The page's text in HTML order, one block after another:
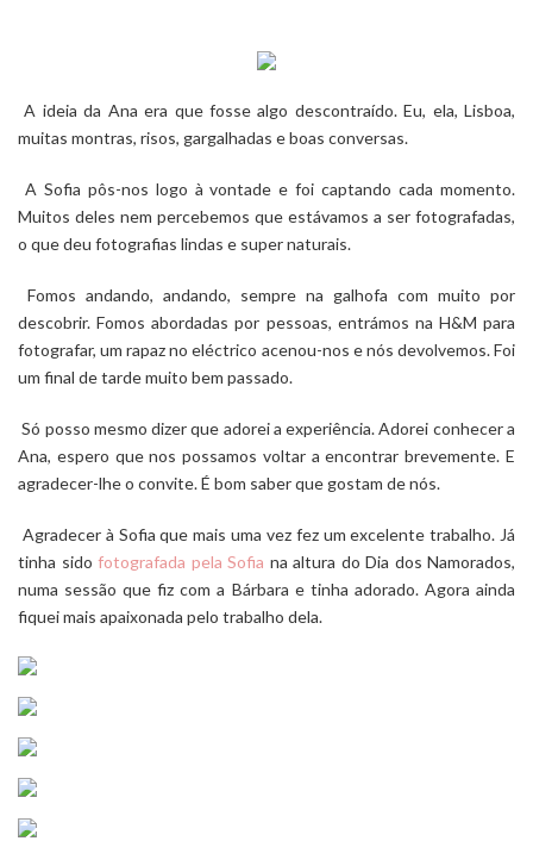
A ideia da Ana era que fosse algo descontraído. Eu, ela, Lisboa,
muitas montras, risos, gargalhadas e boas conversas.
A Sofia pôs-nos logo à vontade e foi captando cada momento.
Muitos deles nem percebemos que estávamos a ser fotografadas,
o que deu fotografias lindas e super naturais.
Fomos andando, andando, sempre na galhofa com muito por
descobrir. Fomos abordadas por pessoas, entrámos na H&M para
fotografar, um rapaz no eléctrico acenou-nos e nós devolvemos. Foi
um final de tarde muito bem passado.
Só posso mesmo dizer que adorei a experiência. Adorei conhecer a
Ana, espero que nos possamos voltar a encontrar brevemente. E
agradecer-lhe o convite. É bom saber que gostam de nós.
Agradecer à Sofia que mais uma vez fez um excelente trabalho. Já
tinha sido fotografada pela Sofia na altura do Dia dos Namorados,
numa sessão que fiz com a Bárbara e tinha adorado. Agora ainda
fiquei mais apaixonada pelo trabalho dela.